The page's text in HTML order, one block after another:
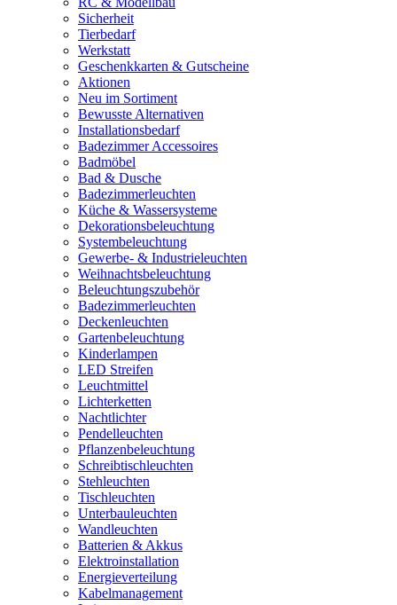
Sicherheit
Tierbedarf
Werkstatt
Geschenkkarten & Gutscheine
Aktionen
Neu im Sortiment
Bewusste Alternativen
Installationsbedarf
Badezimmer Accessoires
Badmöbel
Bad & Dusche
Badezimmerleuchten
Küche & Wassersysteme
Dekorationsbeleuchtung
Systembeleuchtung
Gewerbe- & Industrieleuchten
Weihnachtsbeleuchtung
Beleuchtungszubehör
Badezimmerleuchten
Deckenleuchten
Gartenbeleuchtung
Kinderlampen
LED Streifen
Leuchtmittel
Lichterketten
Nachtlichter
Pendelleuchten
Pflanzenbeleuchtung
Schreibtischleuchten
Stehleuchten
Tischleuchten
Unterbauleuchten
Wandleuchten
Batterien & Akkus
Elektroinstallation
Energieverteilung
Kabelmanagement